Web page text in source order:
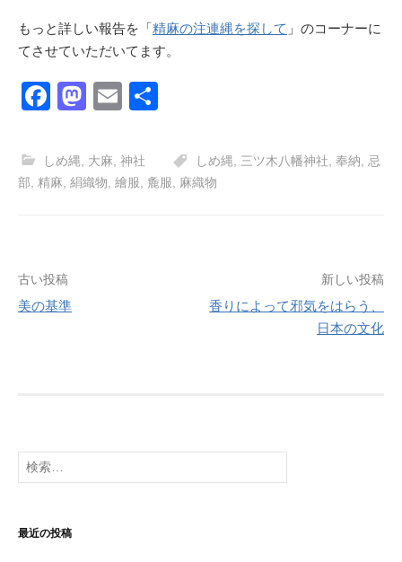
もっと詳しい報告を「精麻の注連縄を探して 」のコーナーに
てさせていただいてます。
F
c
e
o
k
M
st
o
E
ail
しめ縄 大麻 神社 しめ縄 三ツ木八幡神社 奉納
忌
部, 精麻, 絹織物, 繪服, 麁服, 麻織物
投
稿
ー
シ
ン
古い投稿
美の基準
新しい投稿
香りによって邪気をはらう、
日本の文化
検
索:
最近の投稿